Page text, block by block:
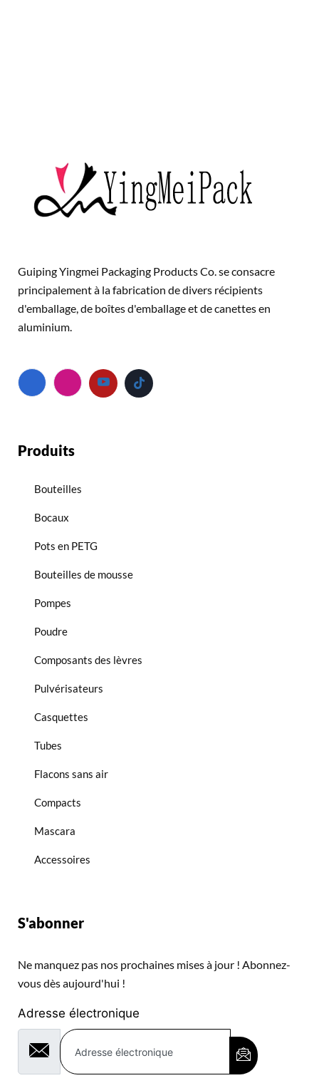
Guiping Yingmei Packaging Products Co. se consacre
principalement à la fabrication de divers récipients
d'emballage, de boîtes d'emballage et de canettes en
aluminium.
Produits
Bouteilles
Bocaux
Pots en PETG
Bouteilles de mousse
Pompes
Poudre
Composants des lèvres
Pulvérisateurs
Casquettes
Tubes
Flacons sans air
Compacts
Mascara
Accessoires
S'abonner
Ne manquez pas nos prochaines mises à jour ! Abonnez-
vous dès aujourd'hui !
Adresse électronique